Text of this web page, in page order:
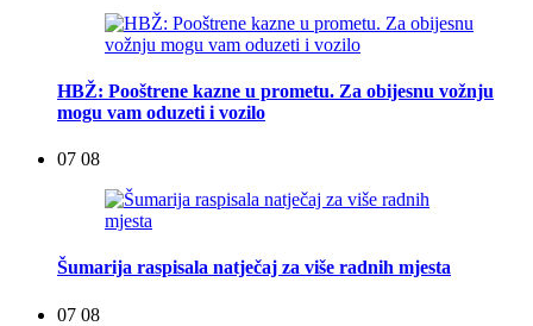
HBŽ: Pooštrene kazne u prometu. Za obijesnu vožnju
mogu vam oduzeti i vozilo
07 08
Šumarija raspisala natječaj za više radnih mjesta
07 08